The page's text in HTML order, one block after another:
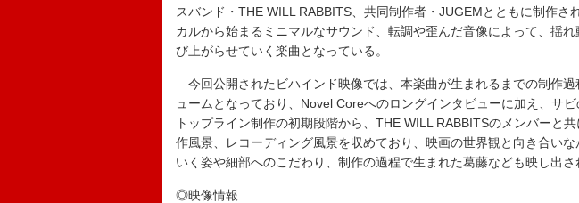
スバンド・THE WILL RABBITS、共同制作者・JUGEMとともに制作さ
カルから始まるミニマルなサウンド、転調や歪んだ音像によって、揺
び上がらせていく楽曲となっている。
今回公開されたビハインド映像では、本楽曲が生まれるまでの制作過
ュームとなっており、Novel Coreへのロングインタビューに加え、サ
トップライン制作の初期段階から、THE WILL RABBITSのメンバーと
作風景、レコーディング風景を収めており、映画の世界観と向き合い
いく姿や細部へのこだわり、制作の過程で生まれた葛藤なども映し出さ
◎映像情報